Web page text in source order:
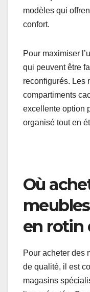
particulièrement
également servir
s’intègrent bien à
Meubles
Les meubles de
rotin combinent
confort.
Pour maximiser
qui peuvent être
compartiments
excellente option
organisé tout en